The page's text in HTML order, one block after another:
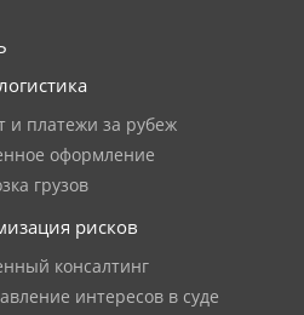
и платежи за рубеж
оформление
грузов
рисков
консалтинг
интересов в суде